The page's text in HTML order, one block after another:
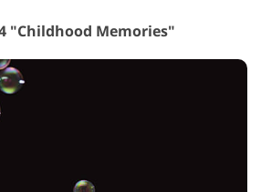
"Childhood Memories"